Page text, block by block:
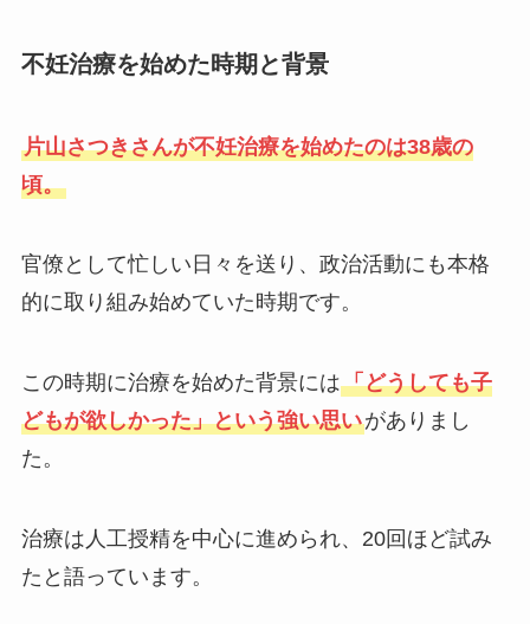
不妊治療を始めた時期と背景
片山さつきさんが不妊治療を始めたのは38歳の
頃。
官僚として忙しい日々を送り、政治活動にも本格
的に取り組み始めていた時期です。
この時期に治療を始めた背景には「どうしても子
どもが欲しかった」という強い思いがありまし
た。
治療は人工授精を中心に進められ、20回ほど試み
たと語っています。